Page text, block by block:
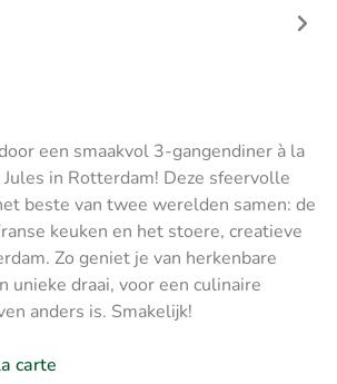
een smaakvol 3-gangendiner à la
in Rotterdam! Deze sfeervolle
beste van twee werelden samen: de
keuken en het stoere, creatieve
Zo geniet je van herkenbare
unieke draai, voor een culinaire
anders is. Smakelijk!
carte